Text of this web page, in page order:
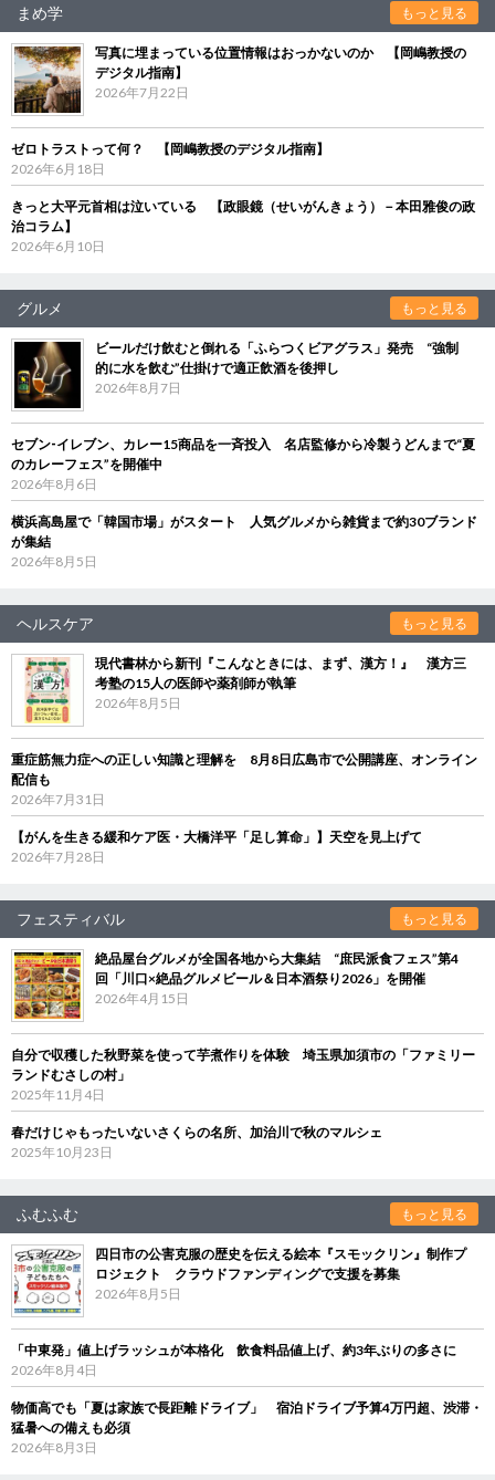
まめ学 もっと見る
写真に埋まっている位置情報はおっかないのか 【岡嶋教授の
デジタル指南】
2026年7月22日
ゼロトラストって何？ 【岡嶋教授のデジタル指南】
2026年6月18日
きっと大平元首相は泣いている 【政眼鏡（せいがんきょう）－本田雅俊の政
治コラム】
2026年6月10日
グルメ もっと見る
ビールだけ飲むと倒れる「ふらつくビアグラス」発売 “強制
的に水を飲む”仕掛けで適正飲酒を後押し
2026年8月7日
セブン‐イレブン、カレー15商品を一斉投入 名店監修から冷製うどんまで“夏
のカレーフェス”を開催中
2026年8月6日
横浜高島屋で「韓国市場」がスタート 人気グルメから雑貨まで約30ブランド
が集結
2026年8月5日
ヘルスケア もっと見る
現代書林から新刊『こんなときには、まず、漢方！』 漢方三
考塾の15人の医師や薬剤師が執筆
2026年8月5日
重症筋無力症への正しい知識と理解を 8月8日広島市で公開講座、オンライン
配信も
2026年7月31日
【がんを生きる緩和ケア医・大橋洋平「足し算命」】天空を見上げて
2026年7月28日
フェスティバル もっと見る
絶品屋台グルメが全国各地から大集結 “庶民派食フェス”第4
回「川口×絶品グルメビール＆日本酒祭り2026」を開催
2026年4月15日
自分で収穫した秋野菜を使って芋煮作りを体験 埼玉県加須市の「ファミリー
ランドむさしの村」
2025年11月4日
春だけじゃもったいないさくらの名所、加治川で秋のマルシェ
2025年10月23日
ふむふむ もっと見る
四日市の公害克服の歴史を伝える絵本『スモックリン』制作プ
ロジェクト クラウドファンディングで支援を募集
2026年8月5日
「中東発」値上げラッシュが本格化 飲食料品値上げ、約3年ぶりの多さに
2026年8月4日
物価高でも「夏は家族で長距離ドライブ」 宿泊ドライブ予算4万円超、渋滞・
猛暑への備えも必須
2026年8月3日